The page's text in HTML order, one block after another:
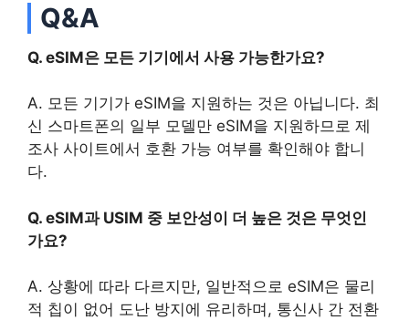
Q&A
Q. eSIM은 모든 기기에서 사용 가능한가요?
A. 모든 기기가 eSIM을 지원하는 것은 아닙니다. 최
신 스마트폰의 일부 모델만 eSIM을 지원하므로 제
조사 사이트에서 호환 가능 여부를 확인해야 합니
다.
Q. eSIM과 USIM 중 보안성이 더 높은 것은 무엇인
가요?
A. 상황에 따라 다르지만, 일반적으로 eSIM은 물리
적 칩이 없어 도난 방지에 유리하며, 통신사 간 전환